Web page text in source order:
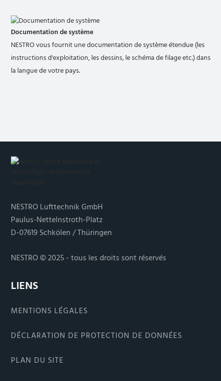
Documentation de système
NESTRO vous fournit une documentation de système étendue (les
instructions d'exploitation, les dessins, le schéma de filage etc.) dans
la langue de votre pays.
NESTRO Lufttechnik GmbH
Paulus-Nettelnstroth-Platz
D-07619 Schkölen / Thüringen
NESTRO © 2025 - tous les droits sont réservés
LIENS
MENTIONS LÉGALES
DÉCLARATION DE PROTECTION DE DONNÉES
PLAN DU SITE